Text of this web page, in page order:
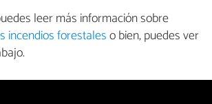
leer más información sobre
incendios forestaleso bien, puedes ver